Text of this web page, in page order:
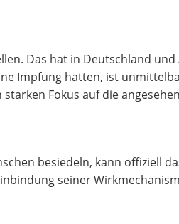
Das hat in Deutschland
Impfung hatten, ist
Fokus auf die
besiedeln, kann offiziell
seiner